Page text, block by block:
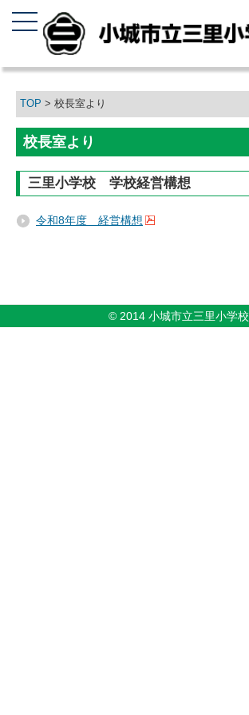
TOP > 校長室より
校長室より
三里小学校 学校経営構想
令和8年度 経営構想
© 2014 小城市立三里小学校